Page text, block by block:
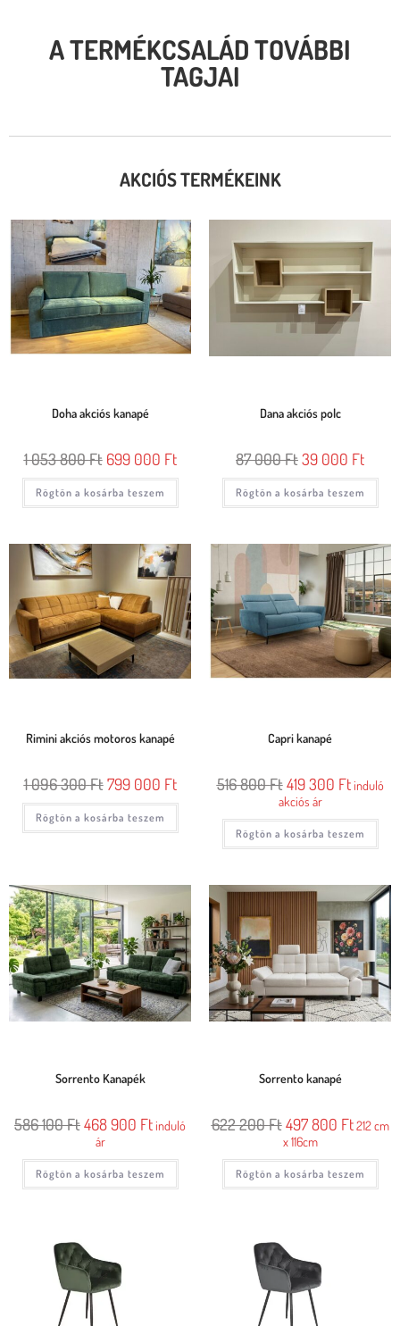
A TERMÉKCSALÁD TOVÁBBI
TAGJAI
AKCIÓS TERMÉKEINK
Doha akciós kanapé
1 053 800Ft 699 000 Ft
Rögtön a kosárba teszem
Dana akciós polc
87 000Ft39 000 Ft
Rögtön a kosárba teszem
Rimini akciós motoros kanapé
1 096 300Ft 799 000 Ft
Rögtön a kosárba teszem
Capri kanapé
516 800Ft 419 300 Ftinduló
akciós ár
Rögtön a kosárba teszem
Sorrento Kanapék
586 100Ft468 900 Ftinduló
ár
Rögtön a kosárba teszem
Sorrento kanapé
622 200Ft 497 800 Ft212 cm
x 116cm
Rögtön a kosárba teszem